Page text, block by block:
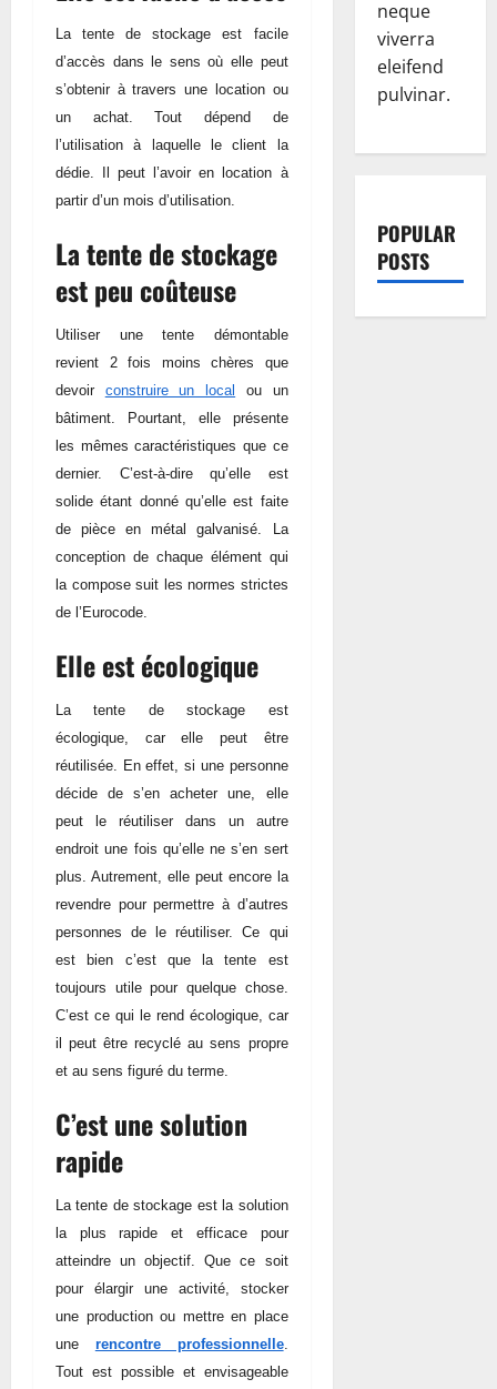
La tente de stockage est facile
d’accès dans le sens où elle peut
s’obtenir à travers une location ou
un achat. Tout dépend de
l’utilisation à laquelle le client la
dédie. Il peut l’avoir en location à
partir d’un mois d’utilisation.
La tente de stockage
est peu coûteuse
Utiliser une tente démontable
revient 2 fois moins chères que
devoir construire un local ou un
bâtiment. Pourtant, elle présente
les mêmes caractéristiques que ce
dernier. C’est-à-dire qu’elle est
solide étant donné qu’elle est faite
de pièce en métal galvanisé. La
conception de chaque élément qui
la compose suit les normes strictes
de l’Eurocode.
Elle est écologique
La tente de stockage est
écologique, car elle peut être
réutilisée. En effet, si une personne
décide de s’en acheter une, elle
peut le réutiliser dans un autre
endroit une fois qu’elle ne s’en sert
plus. Autrement, elle peut encore la
revendre pour permettre à d’autres
personnes de le réutiliser. Ce qui
est bien c’est que la tente est
toujours utile pour quelque chose.
C’est ce qui le rend écologique, car
il peut être recyclé au sens propre
et au sens figuré du terme.
C’est une solution
rapide
La tente de stockage est la solution
la plus rapide et efficace pour
atteindre un objectif. Que ce soit
pour élargir une activité, stocker
une production ou mettre en place
une rencontre professionnelle.
Tout est possible et envisageable
neque
viverra
eleifend
pulvinar.
POPULAR
POSTS